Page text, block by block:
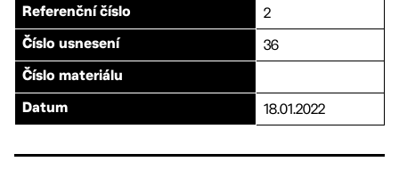
Referenční číslo 2
Číslo usnesení 36
Číslo materiálu
Datum 18.01.2022